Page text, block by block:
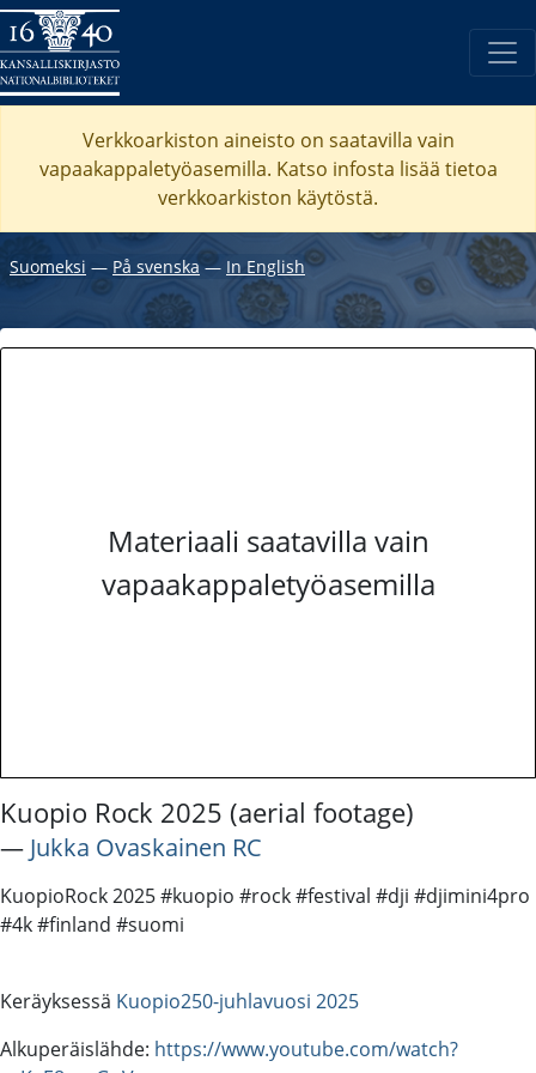
Verkkoarkiston aineisto on saatavilla vain
vapaakappaletyöasemilla. Katso infosta lisää tietoa
verkkoarkiston käytöstä.
Suomeksi ― På svenska― In English
Materiaali saatavilla vain
vapaakappaletyöasemilla
Kuopio Rock 2025 (aerial footage)
― Jukka Ovaskainen RC
KuopioRock 2025 #kuopio #rock #festival #dji #djimini4pro
#4k #finland #suomi
Keräyksessä Kuopio250-juhlavuosi 2025
Alkuperäislähde: https://www.youtube.com/watch?